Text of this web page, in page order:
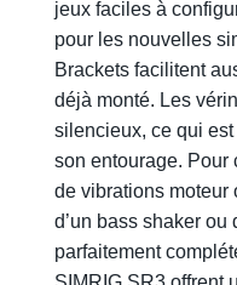
jeux faciles à
pour les nouvelles
Brackets facilitent
déjà monté. Les
silencieux, ce qui
son entourage. Pour
de vibrations moteur
d’un bass shaker ou
parfaitement